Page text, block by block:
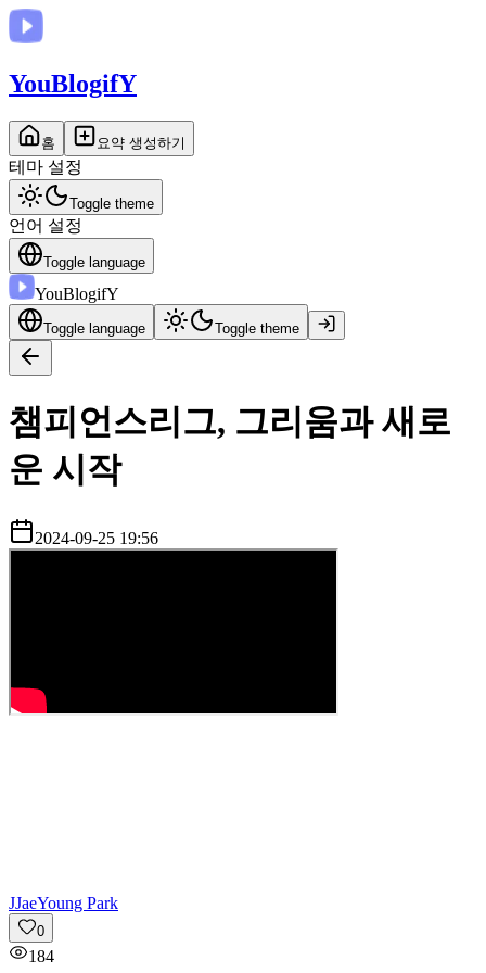
YouBlogifY
홈 요약 생성하기
테마 설정
Toggle theme
언어 설정
Toggle language
YouBlogifY
Toggle language Toggle theme
챔피언스리그, 그리움과 새로
운 시작
2024-09-25 19:56
JJaeYoung Park
0
184